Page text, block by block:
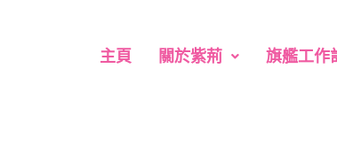
主頁 關於紫荊 旗艦工作